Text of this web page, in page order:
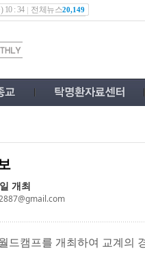
10 : 34 전체뉴스20,149
개최
드캠프를 개최하여 교계의